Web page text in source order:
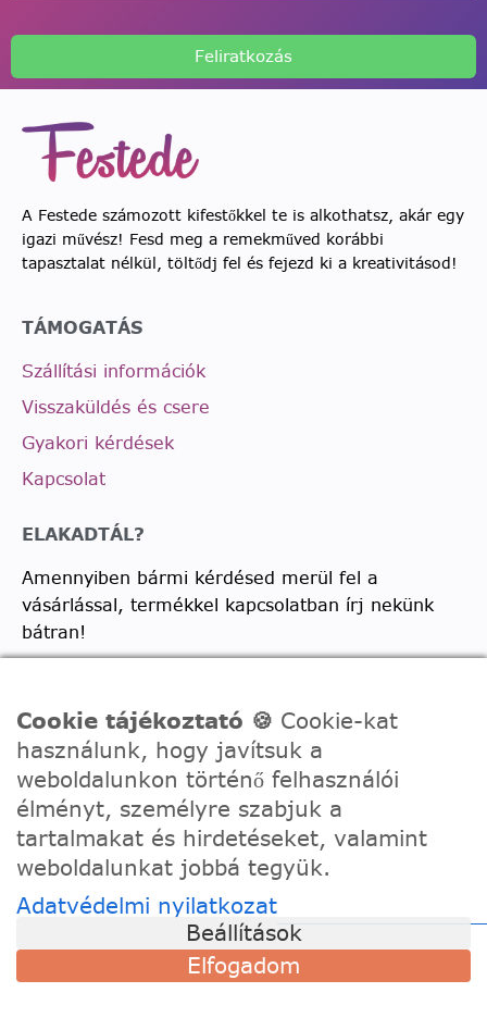
Feliratkozás
A Festede számozott kifestőkkel te is alkothatsz, akár egy
igazi művész! Fesd meg a remekműved korábbi
tapasztalat nélkül, töltődj fel és fejezd ki a kreativitásod!
TÁMOGATÁS
Szállítási információk
Visszaküldés és csere
Gyakori kérdések
Kapcsolat
ELAKADTÁL?
Amennyiben bármi kérdésed merül fel a
vásárlással, termékkel kapcsolatban írj nekünk
bátran!
Ügyfélszolgálati e-mail: hello@festede.hu
Egyedi képes számfestőkkel kapcsolatban:
egyedi@festede.hu
Facebook Messenger
Csatlakozz 19.000 fősFacebook csoportunkhoz!
Cookie tájékoztató 🍪 Cookie-kat
használunk, hogy javítsuk a
weboldalunkon történő felhasználói
élményt, személyre szabjuk a
tartalmakat és hirdetéseket, valamint
weboldalunkat jobbá tegyük.
Adatvédelmi nyilatkozat
Beállítások
Elfogadom